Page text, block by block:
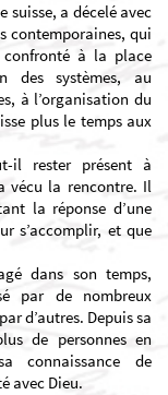
suisse, a décelé avec
contemporaines, qui
confronté à la place
des systèmes, au
à l’organisation du
plus le temps aux
il rester présent à
vécu la rencontre. Il
la réponse d’une
s’accomplir, et que
dans son temps,
par de nombreux
d’autres. Depuis sa
de personnes en
connaissance de
avec Dieu.